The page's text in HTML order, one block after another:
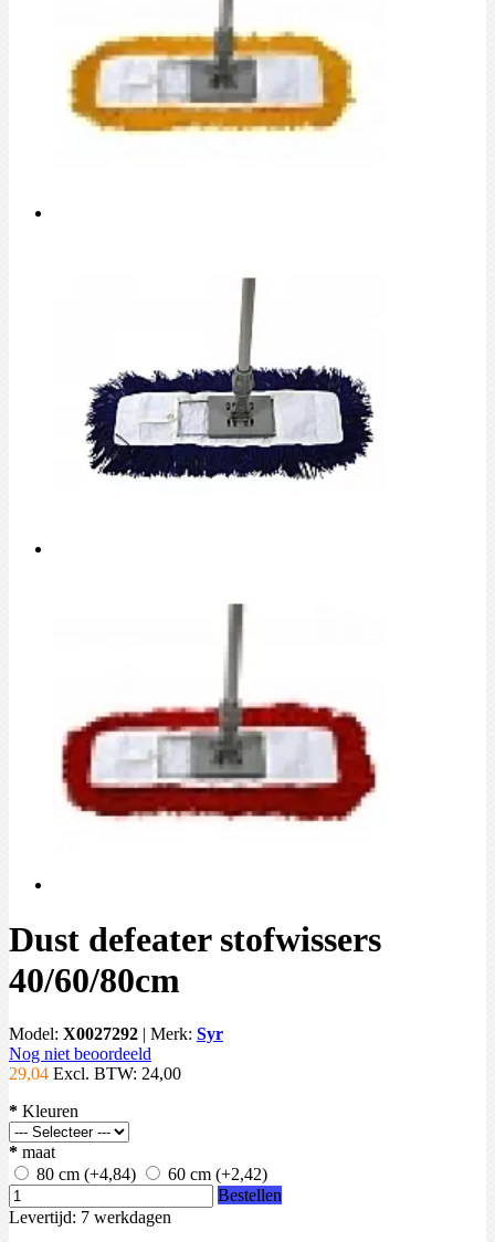
Dust defeater stofwissers
40/60/80cm
Model: X0027292 | Merk: Syr
Nog niet beoordeeld
29,04 Excl. BTW: 24,00
* Kleuren
* maat
80 cm (+4,84) 60 cm (+2,42)
Bestellen
Levertijd: 7 werkdagen